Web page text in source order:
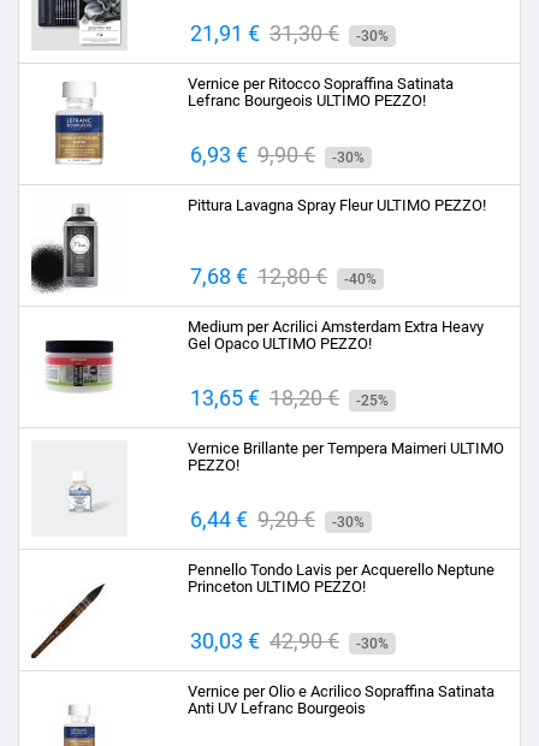
Prezzo
21,91 € Prezzo
base
31,30 € -30%
Vernice per Ritocco Sopraffina Satinata
Lefranc Bourgeois ULTIMO PEZZO!
Prezzo
6,93 € Prezzo
base
9,90 € -30%
Pittura Lavagna Spray Fleur ULTIMO PEZZO!
Prezzo
7,68 € Prezzo
base
12,80 € -40%
Medium per Acrilici Amsterdam Extra Heavy
Gel Opaco ULTIMO PEZZO!
Prezzo
13,65 € Prezzo
base
18,20 € -25%
Vernice Brillante per Tempera Maimeri ULTIMO
PEZZO!
Prezzo
6,44 € Prezzo
base
9,20 € -30%
Pennello Tondo Lavis per Acquerello Neptune
Princeton ULTIMO PEZZO!
Prezzo
30,03 € Prezzo
base
42,90 € -30%
Vernice per Olio e Acrilico Sopraffina Satinata
Anti UV Lefranc Bourgeois